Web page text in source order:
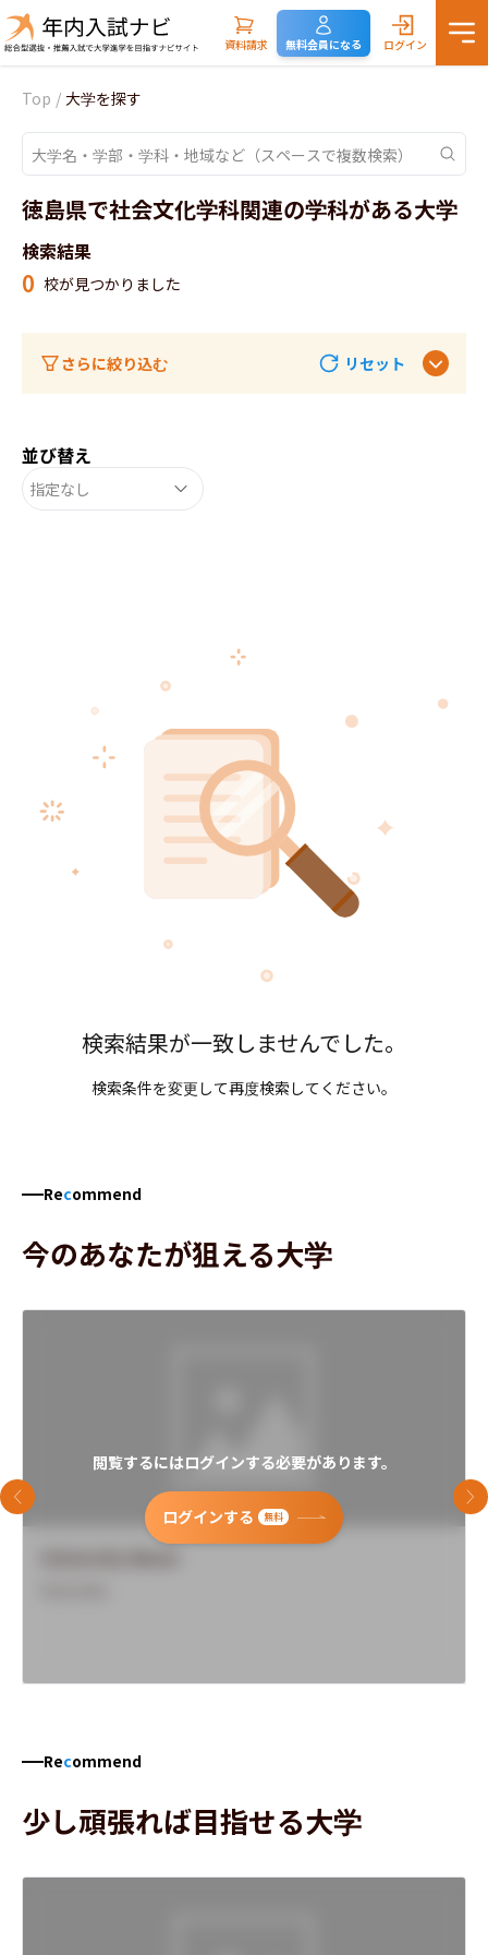
資料請求 無料会員になる ログイン
Top / 大学を探す
徳島県で社会文化学科関連の学科がある大学
検索結果
0 校が見つかりました
さらに絞り込む リセット
並び替え
指定なし
検索結果が一致しませんでした。
検索条件を変更して再度検索してください。
Recommend
今のあなたが狙える大学
閲覧するにはログインする必要があります。
ログインする 無料
前のスライド 次
Recommend
少し頑張れば目指せる大学